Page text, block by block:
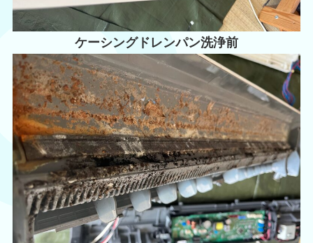
ケーシングドレンパン洗浄前